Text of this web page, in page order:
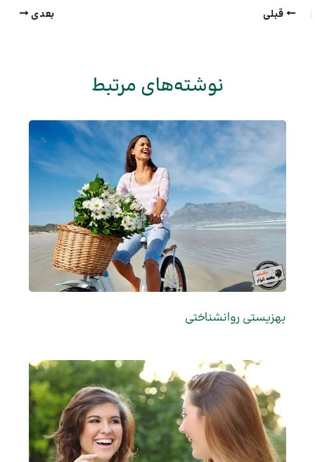
قبلی بعدی
نوشته‌های مرتبط
بهزیستی روانشناختی